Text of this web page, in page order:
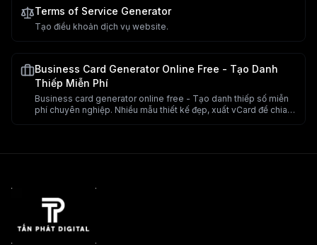
Terms of Service Generator
Tạo điều khoản dịch vụ website.
Business Card Generator Online Free - Tạo Danh
Thiếp Miễn Phí
Business card generator online free - Tạo danh thiếp số miễn
phí chuyên nghiệp. Nhiều mẫu thiết kế đẹp, xuất vCard để chia